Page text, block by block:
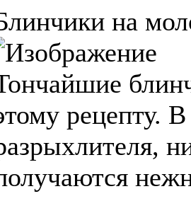
на
рецепту.